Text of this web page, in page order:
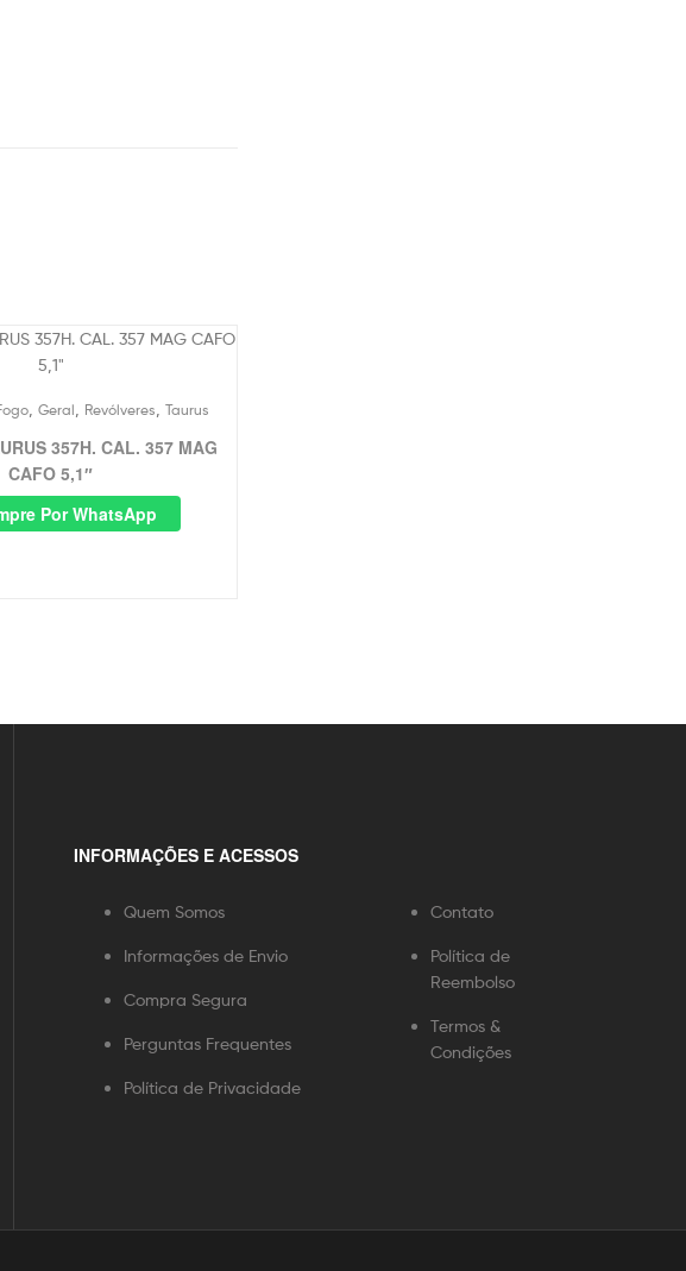
,Geral Revólveres ,Taurus
357H. CAL. 357 MAG
CAFO 5,1″
Por WhatsApp
INFORMAÇÕES E ACESSOS
Quem Somos
Informações de Envio
Compra Segura
Perguntas Frequentes
Política de Privacidade
Contato
Política de
Reembolso
Termos &
Condições